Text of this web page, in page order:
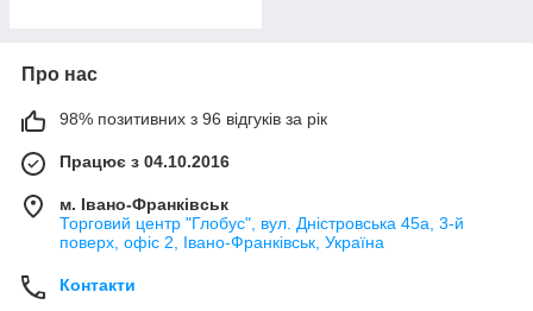
Про нас
98% позитивних з 96 відгуків за рік
Працює з 04.10.2016
м. Івано-Франківськ
Торговий центр "Глобус", вул. Дністровська 45а, 3-й
поверх, офіс 2, Івано-Франківськ, Україна
Контакти